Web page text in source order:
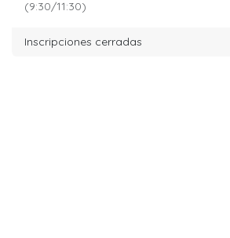
(9:30/11:30)
Inscripciones cerradas